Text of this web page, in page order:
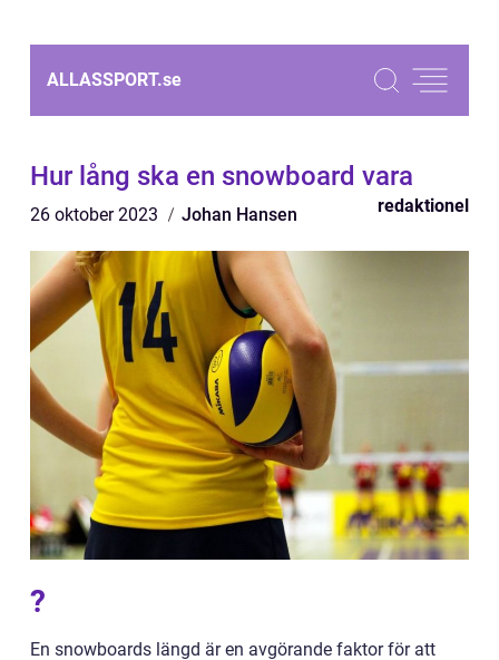
ALLASSPORT.se
Hur lång ska en snowboard vara
26 oktober 2023 Johan Hansen redaktionel
?
En snowboards längd är en avgörande faktor för att